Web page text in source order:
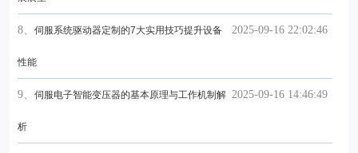
2025-09-16 22:02:46
8、 伺服系统驱动器定制的7大实用技巧提升设备
性能
2025-09-16 14:46:49
9、 伺服电子智能变压器的基本原理与工作机制解
析